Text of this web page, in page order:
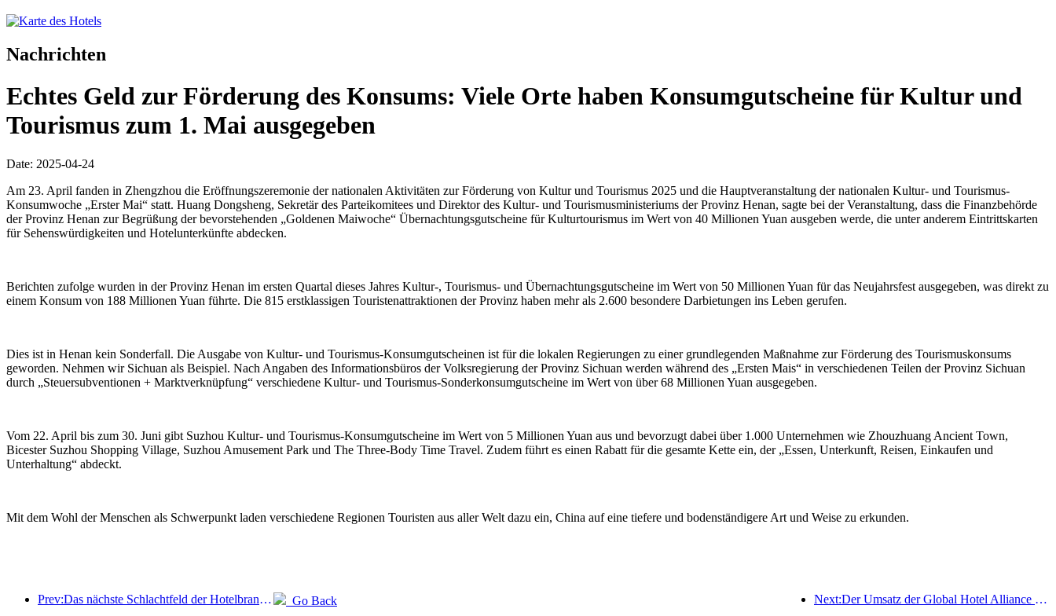
Nachrichten
Echtes Geld zur Förderung des Konsums: Viele Orte haben Konsumgutscheine für Kultur und
Tourismus zum 1. Mai ausgegeben
Date: 2025-04-24
Am 23. April fanden in Zhengzhou die Eröffnungszeremonie der nationalen Aktivitäten zur Förderung von Kultur und Tourismus 2025 und die Hauptveranstaltung der nationalen Kultur- und Tourismus-
Konsumwoche „Erster Mai“ statt. Huang Dongsheng, Sekretär des Parteikomitees und Direktor des Kultur- und Tourismusministeriums der Provinz Henan, sagte bei der Veranstaltung, dass die Finanzbehörde
der Provinz Henan zur Begrüßung der bevorstehenden „Goldenen Maiwoche“ Übernachtungsgutscheine für Kulturtourismus im Wert von 40 Millionen Yuan ausgeben werde, die unter anderem Eintrittskarten
für Sehenswürdigkeiten und Hotelunterkünfte abdecken.
Berichten zufolge wurden in der Provinz Henan im ersten Quartal dieses Jahres Kultur-, Tourismus- und Übernachtungsgutscheine im Wert von 50 Millionen Yuan für das Neujahrsfest ausgegeben, was direkt zu
einem Konsum von 188 Millionen Yuan führte. Die 815 erstklassigen Touristenattraktionen der Provinz haben mehr als 2.600 besondere Darbietungen ins Leben gerufen.
Dies ist in Henan kein Sonderfall. Die Ausgabe von Kultur- und Tourismus-Konsumgutscheinen ist für die lokalen Regierungen zu einer grundlegenden Maßnahme zur Förderung des Tourismuskonsums
geworden. Nehmen wir Sichuan als Beispiel. Nach Angaben des Informationsbüros der Volksregierung der Provinz Sichuan werden während des „Ersten Mais“ in verschiedenen Teilen der Provinz Sichuan
durch „Steuersubventionen + Marktverknüpfung“ verschiedene Kultur- und Tourismus-Sonderkonsumgutscheine im Wert von über 68 Millionen Yuan ausgegeben.
Vom 22. April bis zum 30. Juni gibt Suzhou Kultur- und Tourismus-Konsumgutscheine im Wert von 5 Millionen Yuan aus und bevorzugt dabei über 1.000 Unternehmen wie Zhouzhuang Ancient Town,
Bicester Suzhou Shopping Village, Suzhou Amusement Park und The Three-Body Time Travel. Zudem führt es einen Rabatt für die gesamte Kette ein, der „Essen, Unterkunft, Reisen, Einkaufen und
Unterhaltung“ abdeckt.
Mit dem Wohl der Menschen als Schwerpunkt laden verschiedene Regionen Touristen aus aller Welt dazu ein, China auf eine tiefere und bodenständigere Art und Weise zu erkunden.
Prev:Das nächste Schlachtfeld der Hotelbranche liegt in den nachhaltigen Genen von Möbeln Next:Der Umsatz der Global Hotel Alliance wird im ersten Quartal 2025 um 15 % steigen
Go Back